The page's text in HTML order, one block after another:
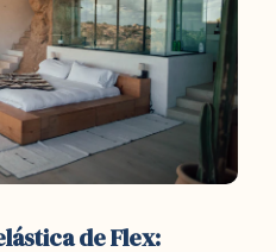
de Flex: